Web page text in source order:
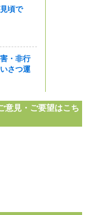
頃で
・非行
さつ運
意見・ご要望はこち